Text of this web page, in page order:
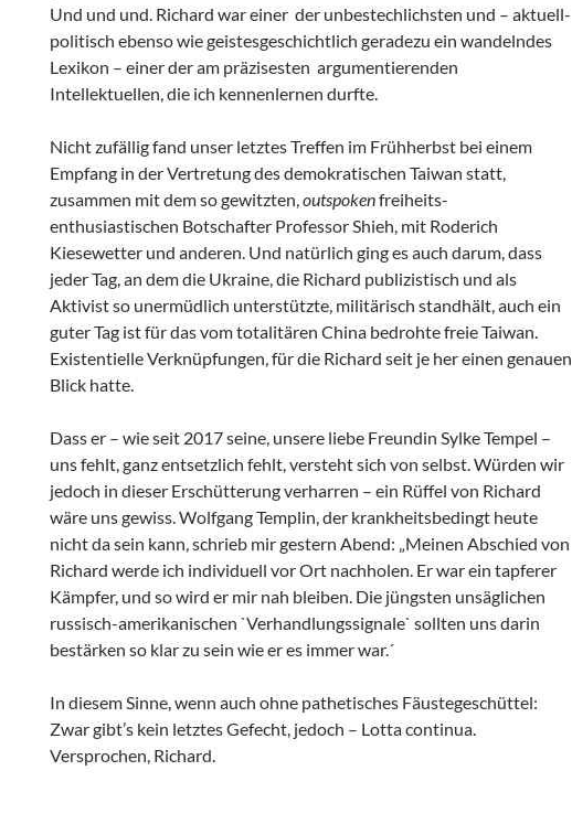
Und und und. Richard war einer der unbestechlichsten und – aktuell-
politisch ebenso wie geistesgeschichtlich geradezu ein wandelndes
Lexikon – einer der am präzisesten argumentierenden
Intellektuellen, die ich kennenlernen durfte.
Nicht zufällig fand unser letztes Treffen im Frühherbst bei einem
Empfang in der Vertretung des demokratischen Taiwan statt,
zusammen mit dem so gewitzten, outspokenfreiheits-
enthusiastischen Botschafter Professor Shieh, mit Roderich
Kiesewetter und anderen. Und natürlich ging es auch darum, dass
jeder Tag, an dem die Ukraine, die Richard publizistisch und als
Aktivist so unermüdlich unterstützte, militärisch standhält, auch ein
guter Tag ist für das vom totalitären China bedrohte freie Taiwan.
Existentielle Verknüpfungen, für die Richard seit je her einen genauen
Blick hatte.
Dass er – wie seit 2017 seine, unsere liebe Freundin Sylke Tempel –
uns fehlt, ganz entsetzlich fehlt, versteht sich von selbst. Würden wir
jedoch in dieser Erschütterung verharren – ein Rüffel von Richard
wäre uns gewiss. Wolfgang Templin, der krankheitsbedingt heute
nicht da sein kann, schrieb mir gestern Abend: „Meinen Abschied von
Richard werde ich individuell vor Ort nachholen. Er war ein tapferer
Kämpfer, und so wird er mir nah bleiben. Die jüngsten unsäglichen
russisch-amerikanischen `Verhandlungssignale` sollten uns darin
bestärken so klar zu sein wie er es immer war.´
In diesem Sinne, wenn auch ohne pathetisches Fäustegeschüttel:
Zwar gibt’s kein letztes Gefecht, jedoch – Lotta continua.
Versprochen, Richard.